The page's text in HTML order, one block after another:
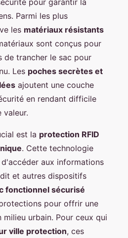
Parmi les plus
les matériaux résistants
sont conçus pour
de trancher le sac pour
Les poches secrètes et
ajoutent une couche
en rendant difficile
valeur.
est la protection RFID
. Cette technologie
aux informations
et autres dispositifs
fonctionnel sécurisé
pour offrir une
milieu urbain. Pour ceux qui
ville protection, ces